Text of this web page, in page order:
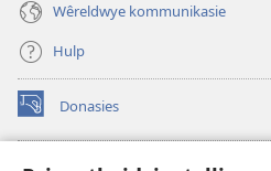
Wêreldwye kommunikasie
Hulp
Donasies
(maak
nuwe